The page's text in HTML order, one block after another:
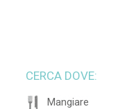
CERCA DOVE:
Mangiare